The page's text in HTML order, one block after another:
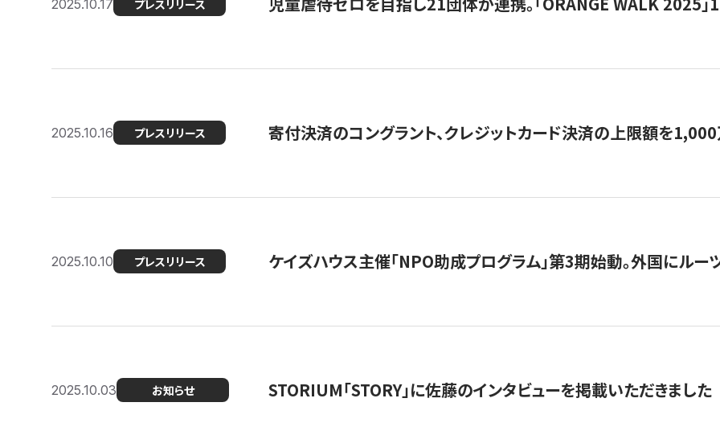
2025.10.17 プレスリリース
2025.10.16 プレスリリース 寄付決済のコングラント、クレジットカード決済の上限額を
2025.10.10 プレスリリース ケイズハウス主催「NPO助成プログラム」第3期始動。外国にル
2025.10.03 お知らせ STORIUM「STORY」に佐藤のインタビューを掲載いただきました